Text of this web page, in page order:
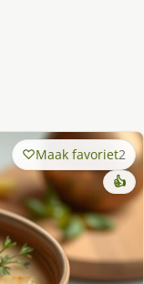
Maak favoriet2
👍